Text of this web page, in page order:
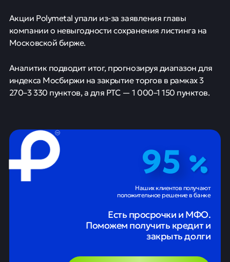
Акции Polymetal упали из-за заявления главы
компании о невыгодности сохранения листинга на
Московской бирже.
Аналитик подводит итог, прогнозируя диапазон для
индекса Мосбиржи на закрытие торгов в рамках 3
270–3 330 пунктов, а для РТС — 1 000–1 150 пунктов.
95
Наших клиентов получают
положительное решение в банке
Есть просрочки и МФО.
Поможем получить кредит и
закрыть долги